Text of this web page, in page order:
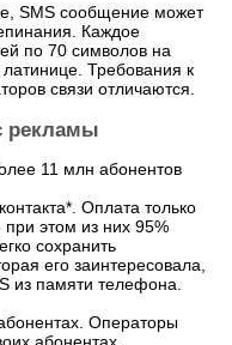
SMS сообщение может
Каждое
по 70 символов на
Требования к
связи отличаются.
рекламы
11 млн абонентов
Оплата только
этом из них 95%
сохранить
его заинтересовала,
из памяти телефона.
Операторы
абонентах.